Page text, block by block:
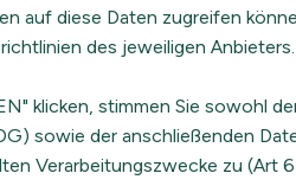
16
Präferenzen stehen im MBTI®
versucht nur, die
die in einer
eine effektivere
auf diese Daten zugreifen
des jeweiligen Anbieters.
klicken, stimmen Sie sowohl
sowie der anschließenden
Verarbeitungszwecke zu (Art 6